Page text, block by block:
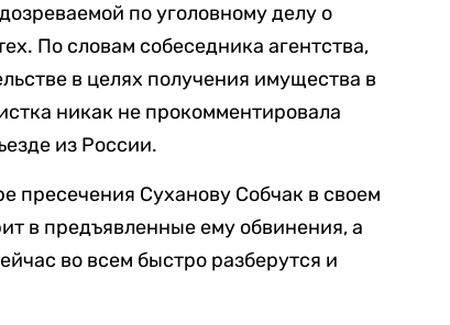
по уголовному делу о
По словам собеседника агентства,
в целях получения имущества в
никак не прокомментировала
из России.
пресечения Суханову Собчак в своем
в предъявленные ему обвинения, а
во всем быстро разберутся и